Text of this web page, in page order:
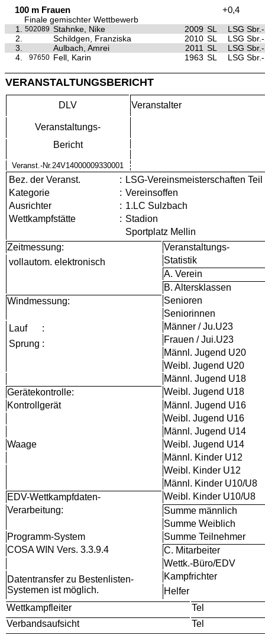
100 m Frauen +0,4
Finale gemischter Wettbewerb
1.
502089 Stahnke, Nike 2009 SL
LSG
2.
Schildgen, Franziska 2010 SL
LSG
3.
Aulbach, Amrei 2011 SL
LSG
4.
97650 Fell, Karin 1963 SL LSG
VERANSTALTUNGSBERICHT
DLV Veranstalter
Veranstaltungs-
Bericht
Veranst.-Nr.24V14000009330001
Bez. der Veranst. : LSG-Vereinsmeisterschaften
Kategorie
: Vereinsoffen
Ausrichter
: 1.LC Sulzbach
Wettkampfstätte
: Stadion
Sportplatz Mellin
Zeitmessung:
Veranstaltungs-
vollautom. elektronisch
Statistik
A. Verein
B. Altersklassen
Windmessung:
Senioren
Seniorinnen
Lauf
:
Sprung :
Männer / Ju.U23
Frauen / Jui.U23
Männl. Jugend U20
Weibl. Jugend U20
Männl. Jugend U18
Gerätekontrolle:
Weibl. Jugend U18
Kontrollgerät
Männl. Jugend U16
Weibl. Jugend U16
Männl. Jugend U14
Waage
Weibl. Jugend U14
Männl. Kinder U12
Weibl. Kinder U12
Männl. Kinder U10/U8
EDV-Wettkampfdaten-
Weibl. Kinder U10/U8
Verarbeitung:
Summe männlich
Summe Weiblich
Programm-System
Summe Teilnehmer
COSA WIN Vers. 3.3.9.4
C. Mitarbeiter
Wettk.-Büro/EDV
Datentransfer zu Bestenlisten-
Systemen ist möglich.
Kampfrichter
Helfer
Wettkampfleiter
Tel
Verbandsaufsicht
Tel